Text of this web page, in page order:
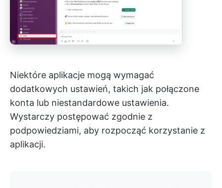
Niektóre aplikacje mogą wymagać
dodatkowych ustawień, takich jak połączone
konta lub niestandardowe ustawienia.
Wystarczy postępować zgodnie z
podpowiedziami, aby rozpocząć korzystanie z
aplikacji.